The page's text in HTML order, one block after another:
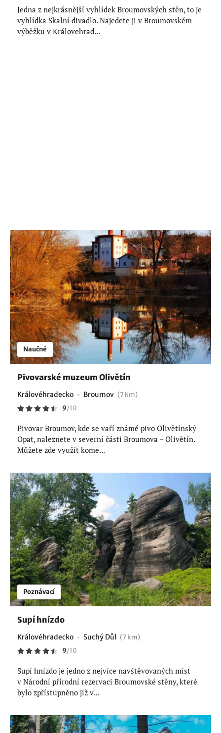
Jedna z nejkrásnější vyhlídek Broumovských stěn, to je
vyhlídka Skalní divadlo. Najedete ji v Broumovském
výběžku v Královehrad...
Naučné
Pivovarské muzeum Olivětín
Královéhradecko Broumov (7 km)
9/10
Pivovar Broumov, kde se vaří známé pivo Olivětínský
Opat, naleznete v severní části Broumova – Olivětín.
Můžete zde využít kome...
Poznávací
Supí hnízdo
Královéhradecko Suchý Důl (7 km)
9/10
Supí hnízdo je jedno z nejvíce navštěvovaných míst
v Národní přírodní rezervaci Broumovské stěny, které
bylo zpřístupněno již v...